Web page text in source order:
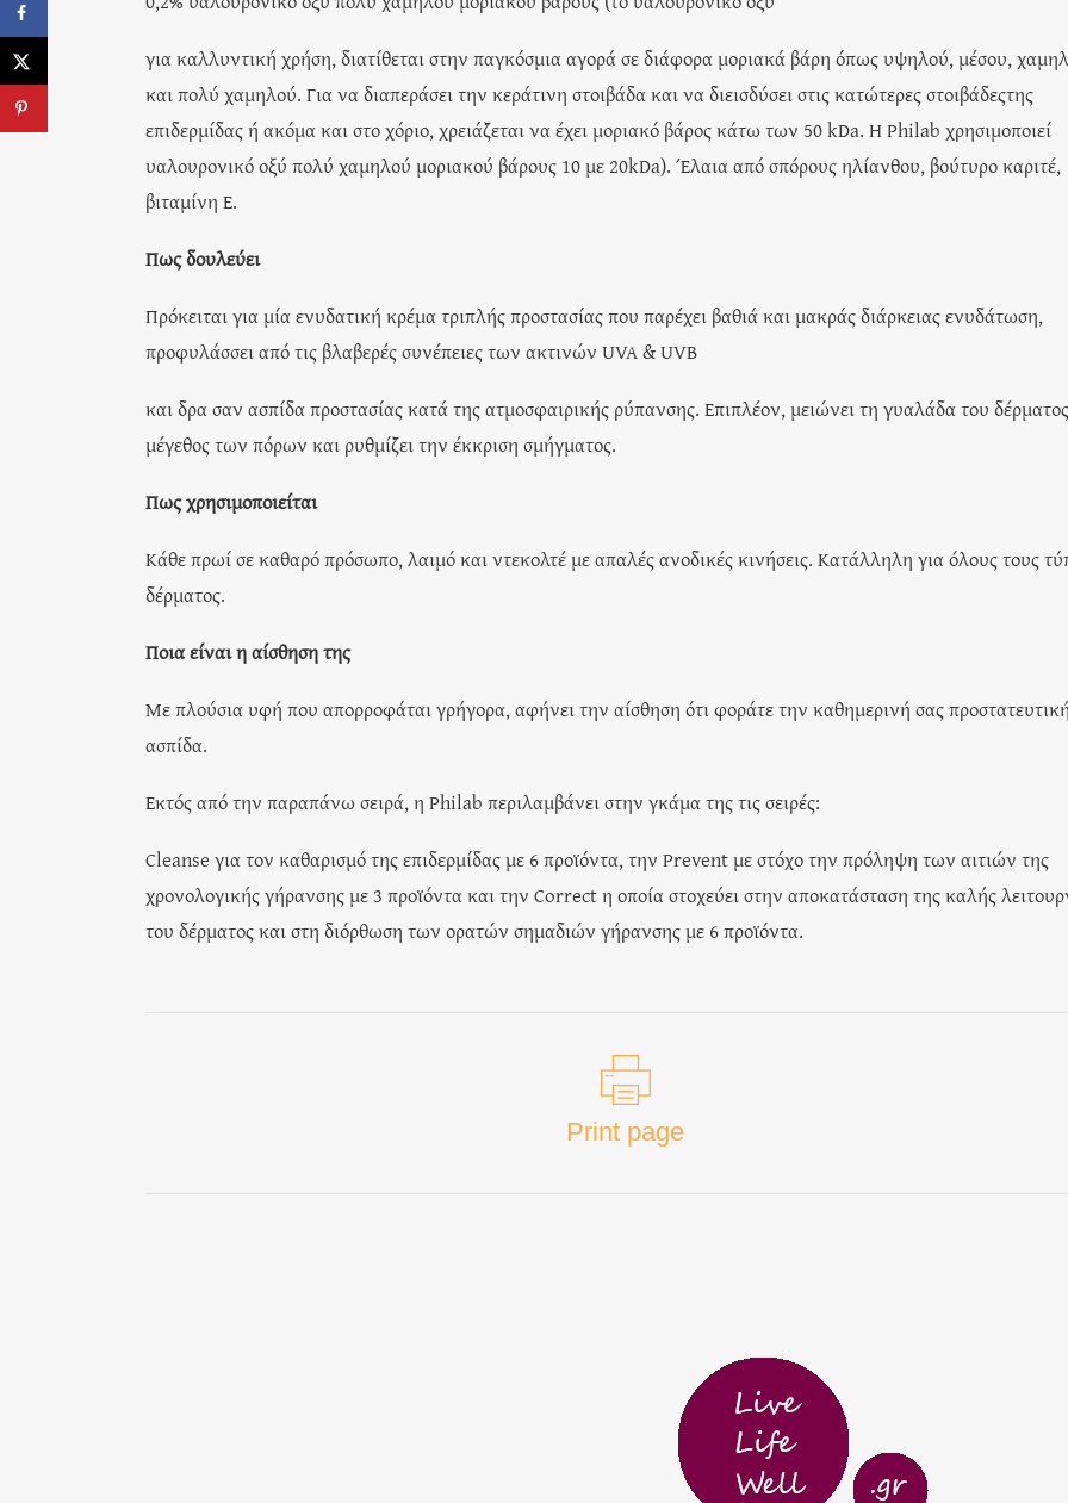
για καλλυντική χρήση, διατίθεται στην παγκόσμια αγορά σε διάφορα μοριακά βάρη όπως υψηλού, μέσου,
και πολύ χαμηλού. Για να διαπεράσει την κεράτινη στοιβάδα και να διεισδύσει στις κατώτερες στοιβάδεςτης
επιδερμίδας ή ακόμα και στο χόριο, χρειάζεται να έχει μοριακό βάρος κάτω των 50 kDa. Η Philab χρησιμοποιεί
υαλουρονικό οξύ πολύ χαμηλού μοριακού βάρους 10 με 20kDa). Έλαια από σπόρους ηλίανθου, βούτυρο καριτέ,
βιταμίνη Ε.
Πως δουλεύει
Πρόκειται για μία ενυδατική κρέμα τριπλής προστασίας που παρέχει βαθιά και μακράς διάρκειας ενυδάτωση,
προφυλάσσει από τις βλαβερές συνέπειες των ακτινών UVA & UVB
και δρα σαν ασπίδα προστασίας κατά της ατμοσφαιρικής ρύπανσης. Επιπλέον, μειώνει τη γυαλάδα του
μέγεθος των πόρων και ρυθμίζει την έκκριση σμήγματος.
Πως χρησιμοποιείται
Κάθε πρωί σε καθαρό πρόσωπο, λαιμό και ντεκολτέ με απαλές ανοδικές κινήσεις. Κατάλληλη για όλους τους
δέρματος.
Ποια είναι η αίσθηση της
Με πλούσια υφή που απορροφάται γρήγορα, αφήνει την αίσθηση ότι φοράτε την καθημερινή σας προστατευτική
ασπίδα.
Εκτός από την παραπάνω σειρά, η Philab περιλαμβάνει στην γκάμα της τις σειρές:
Cleanse για τον καθαρισμό της επιδερμίδας με 6 προϊόντα, την Prevent με στόχο την πρόληψη των αιτιών της
χρονολογικής γήρανσης με 3 προϊόντα και την Correct η οποία στοχεύει στην αποκατάσταση της καλής
του δέρματος και στη διόρθωση των ορατών σημαδιών γήρανσης με 6 προϊόντα.
Print page